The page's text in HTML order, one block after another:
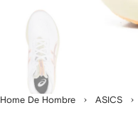
Home De Hombre ASICS